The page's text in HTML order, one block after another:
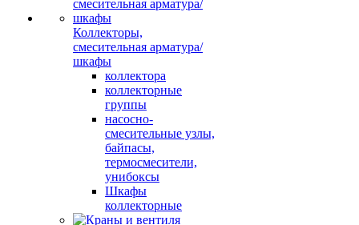
Коллекторы,
смесительная арматура/
шкафы
коллектора
коллекторные
группы
насосно-
смесительные узлы,
байпасы,
термосмесители,
унибоксы
Шкафы
коллекторные